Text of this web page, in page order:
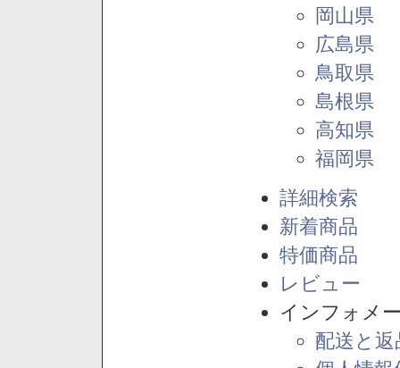
岡山県
広島県
鳥取県
島根県
高知県
福岡県
詳細検索
新着商品
特価商品
レビュー
インフォメ
配送と